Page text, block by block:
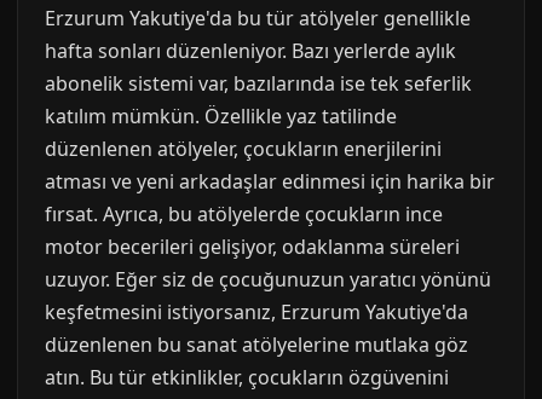
Erzurum Yakutiye'da bu tür atölyeler genellikle
hafta sonları düzenleniyor. Bazı yerlerde aylık
abonelik sistemi var, bazılarında ise tek seferlik
katılım mümkün. Özellikle yaz tatilinde
düzenlenen atölyeler, çocukların enerjilerini
atması ve yeni arkadaşlar edinmesi için harika bir
fırsat. Ayrıca, bu atölyelerde çocukların ince
motor becerileri gelişiyor, odaklanma süreleri
uzuyor. Eğer siz de çocuğunuzun yaratıcı yönünü
keşfetmesini istiyorsanız, Erzurum Yakutiye'da
düzenlenen bu sanat atölyelerine mutlaka göz
atın. Bu tür etkinlikler, çocukların özgüvenini